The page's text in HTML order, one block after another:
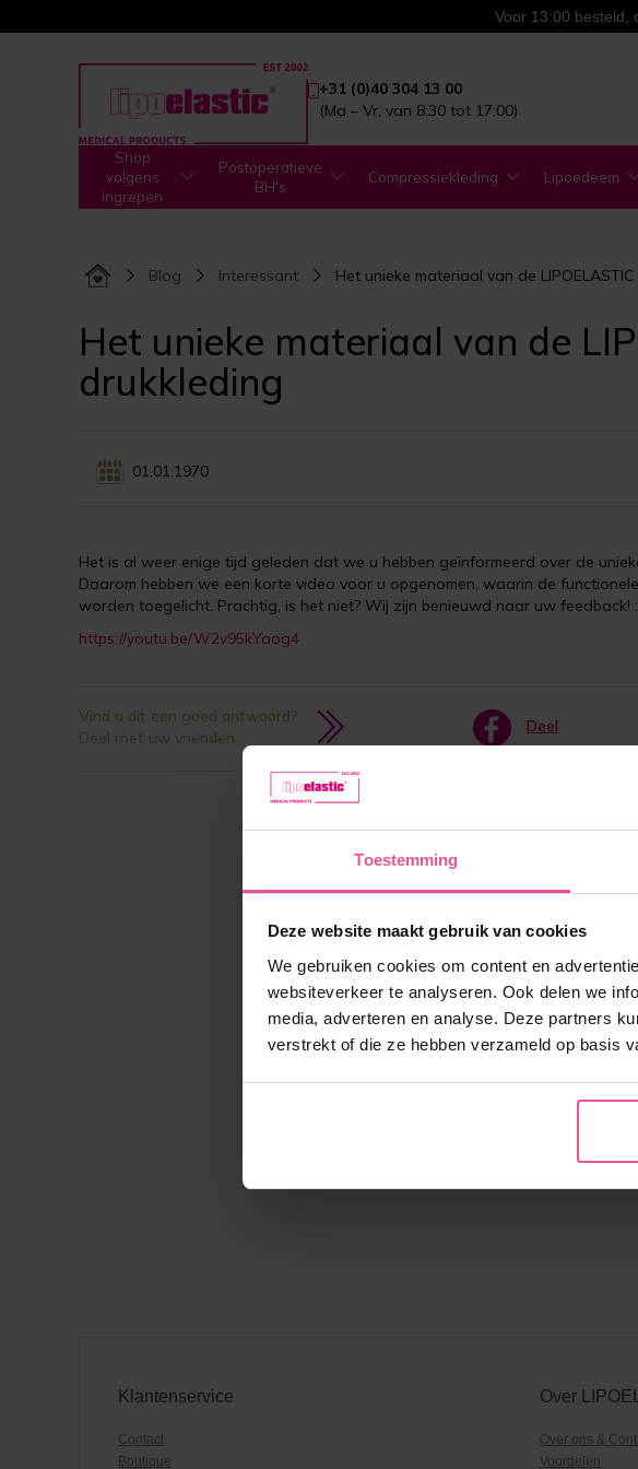
Toestemming
Deze website maakt gebruik van cookies
We gebruiken cookies om content en
websiteverkeer te analyseren. Ook delen we
media, adverteren en analyse. Deze partners
verstrekt of die ze hebben verzameld op basis
Voor 13:00 besteld,
+31 (0)40 304 13 00
(Ma – Vr, van 8:30 tot 17:00)
Shop
volgens
ingrepen
Postoperatieve
BH's
Compressiekleding Lipoedeem
Blog Interessant Het unieke materiaal van de
Het unieke materiaal van de
drukkleding
01.01.1970
Het is al weer enige tijd geleden dat we u hebben geïnformeerd over de
Daarom hebben we een korte video voor u opgenomen, waarin de
worden toegelicht. Prachtig, is het niet? Wij zijn benieuwd naar uw feedback!
https://youtu.be/W2v95kYaog4
Vind u dit een goed antwoord?
Deel met uw vrienden
Deel
Klantenservice
Contact
Boutique
Over
Over ons &
Voordelen